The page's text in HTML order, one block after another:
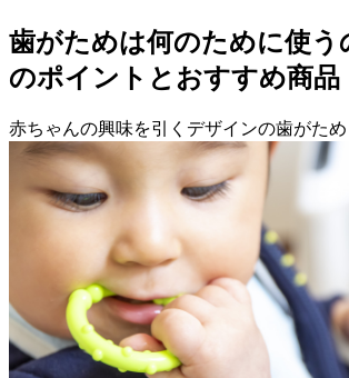
歯がためは何のために使う
のポイントとおすすめ商品
赤ちゃんの興味を引くデザインの歯がため